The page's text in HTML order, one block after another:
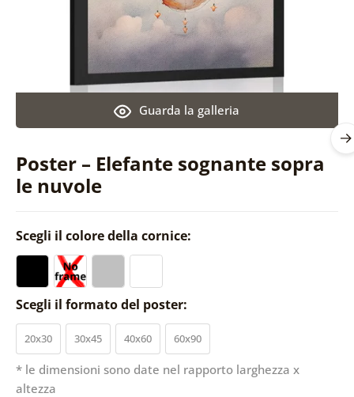
Poster – Elefante sognante sopra
le nuvole
Guarda la galleria
Scegli il colore della cornice:
Scegli il formato del poster:
20x30 30x45 40x60 60x90
* le dimensioni sono date nel rapporto larghezza x
altezza